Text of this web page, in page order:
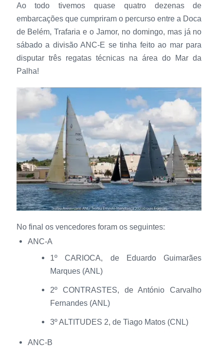
Ao todo tivemos quase quatro dezenas de
embarcações que cumpriram o percurso entre a Doca
de Belém, Trafaria e o Jamor, no domingo, mas já no
sábado a divisão ANC-E se tinha feito ao mar para
disputar três regatas técnicas na área do Mar da
Palha!
No final os vencedores foram os seguintes:
ANC-A
1º CARIOCA, de Eduardo Guimarães
Marques (ANL)
2º CONTRASTES, de António Carvalho
Fernandes (ANL)
3º ALTITUDES 2, de Tiago Matos (CNL)
ANC-B